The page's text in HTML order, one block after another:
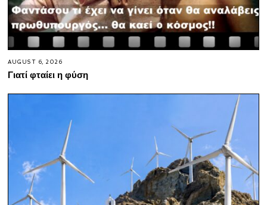
AUGUST 6, 2026
Γιατί φταίει η φύση